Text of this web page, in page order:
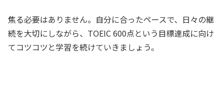
焦る必要はありません。自分に合ったペースで、日々の継
続を大切にしながら、TOEIC 600点という目標達成に向け
てコツコツと学習を続けていきましょう。